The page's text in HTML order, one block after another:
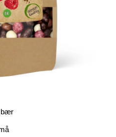
bær